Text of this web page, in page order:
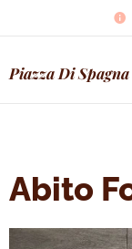
Piazza Di Spagna
Abito